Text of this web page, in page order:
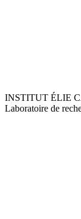
INSTITUT ÉLIE
Laboratoire de